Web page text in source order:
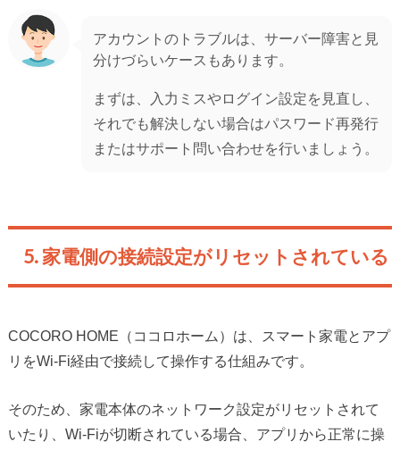
アカウントのトラブルは、サーバー障害と見
分けづらいケースもあります。
まずは、入力ミスやログイン設定を見直し、
それでも解決しない場合はパスワード再発行
またはサポート問い合わせを行いましょう。
5. 家電側の接続設定がリセットされている
COCORO HOME（ココロホーム）は、スマート家電とアプ
リをWi-Fi経由で接続して操作する仕組みです。
そのため、家電本体のネットワーク設定がリセットされて
いたり、Wi-Fiが切断されている場合、アプリから正常に操